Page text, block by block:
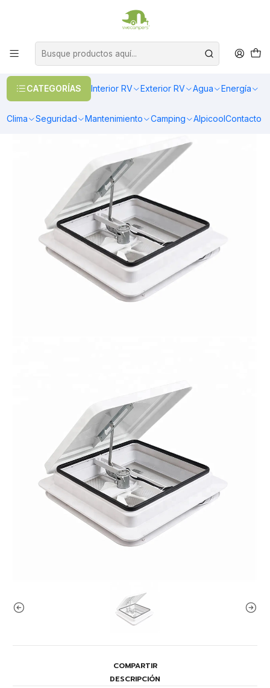
CATEGORÍAS Interior RV Exterior RV Agua Energía
Clima Seguridad Mantenimiento Camping AlpicoolContacto
OFERTAS EN CALEFACCIÓN DIESEL
Claraboyas con extractor
Claraboya 356x356mm con extractor y malla mosquitera tapa color
blanca
COMPARTIR
DESCRIPCIÓN